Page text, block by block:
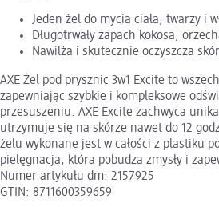
Jeden żel do mycia ciała, twarzy i
Długotrwały zapach kokosa,
Nawilża i skutecznie oczyszcza
AXE Żel pod prysznic 3w1 Excite to
zapewniając szybkie i kompleksowe
przesuszeniu. AXE Excite zachwyca
utrzymuje się na skórze nawet do 12
żelu wykonane jest w całości z plastiku
pielęgnacja, która pobudza zmysły i
Numer artykułu dm: 2157925
GTIN: 8711600359659